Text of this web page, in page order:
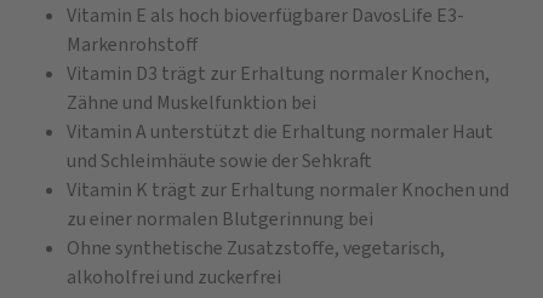
Vitamin E als hoch bioverfügbarer DavosLife E3-
Markenrohstoff
Vitamin D3 trägt zur Erhaltung normaler Knochen,
Zähne und Muskelfunktion bei
Vitamin A unterstützt die Erhaltung normaler Haut
und Schleimhäute sowie der Sehkraft
Vitamin K trägt zur Erhaltung normaler Knochen und
zu einer normalen Blutgerinnung bei
Ohne synthetische Zusatzstoffe, vegetarisch,
alkoholfrei und zuckerfrei